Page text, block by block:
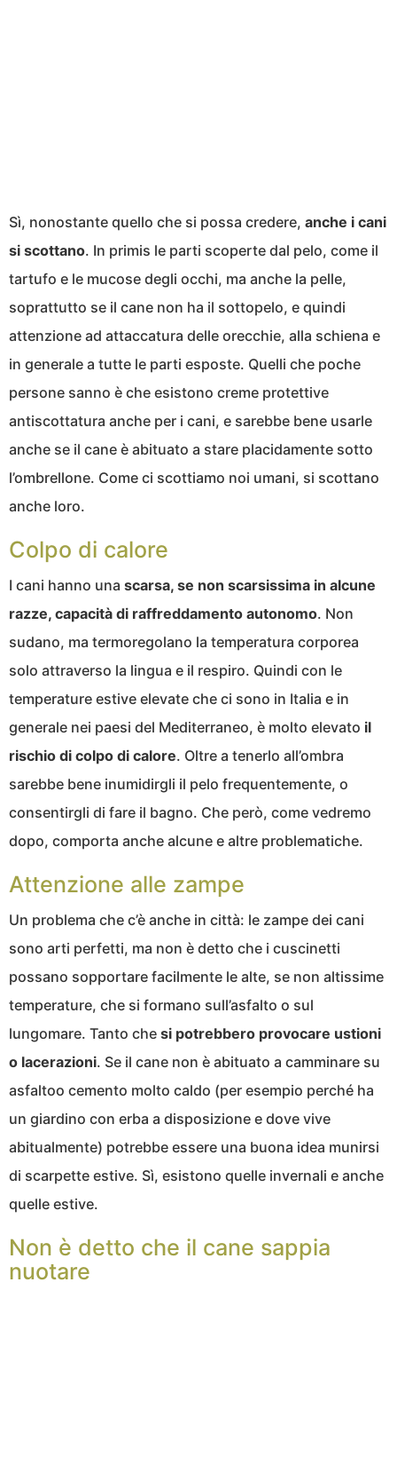
Sì, nonostante quello che si possa credere, anche i cani
si scottano. In primis le parti scoperte dal pelo, come il
tartufo e le mucose degli occhi, ma anche la pelle,
soprattutto se il cane non ha il sottopelo, e quindi
attenzione ad attaccatura delle orecchie, alla schiena e
in generale a tutte le parti esposte. Quelli che poche
persone sanno è che esistono creme protettive
antiscottatura anche per i cani, e sarebbe bene usarle
anche se il cane è abituato a stare placidamente sotto
l’ombrellone. Come ci scottiamo noi umani, si scottano
anche loro.
Colpo di calore
I cani hanno una scarsa, se non scarsissima in alcune
razze, capacità di raffreddamento autonomo. Non
sudano, ma termoregolano la temperatura corporea
solo attraverso la lingua e il respiro. Quindi con le
temperature estive elevate che ci sono in Italia e in
generale nei paesi del Mediterraneo, è molto elevato il
rischio di colpo di calore. Oltre a tenerlo all’ombra
sarebbe bene inumidirgli il pelo frequentemente, o
consentirgli di fare il bagno. Che però, come vedremo
dopo, comporta anche alcune e altre problematiche.
Attenzione alle zampe
Un problema che c’è anche in città: le zampe dei cani
sono arti perfetti, ma non è detto che i cuscinetti
possano sopportare facilmente le alte, se non altissime
temperature, che si formano sull’asfalto o sul
lungomare. Tanto che si potrebbero provocare ustioni
o lacerazioni. Se il cane non è abituato a camminare su
asfaltoo cemento molto caldo (per esempio perché ha
un giardino con erba a disposizione e dove vive
abitualmente) potrebbe essere una buona idea munirsi
di scarpette estive. Sì, esistono quelle invernali e anche
quelle estive.
Non è detto che il cane sappia
nuotare